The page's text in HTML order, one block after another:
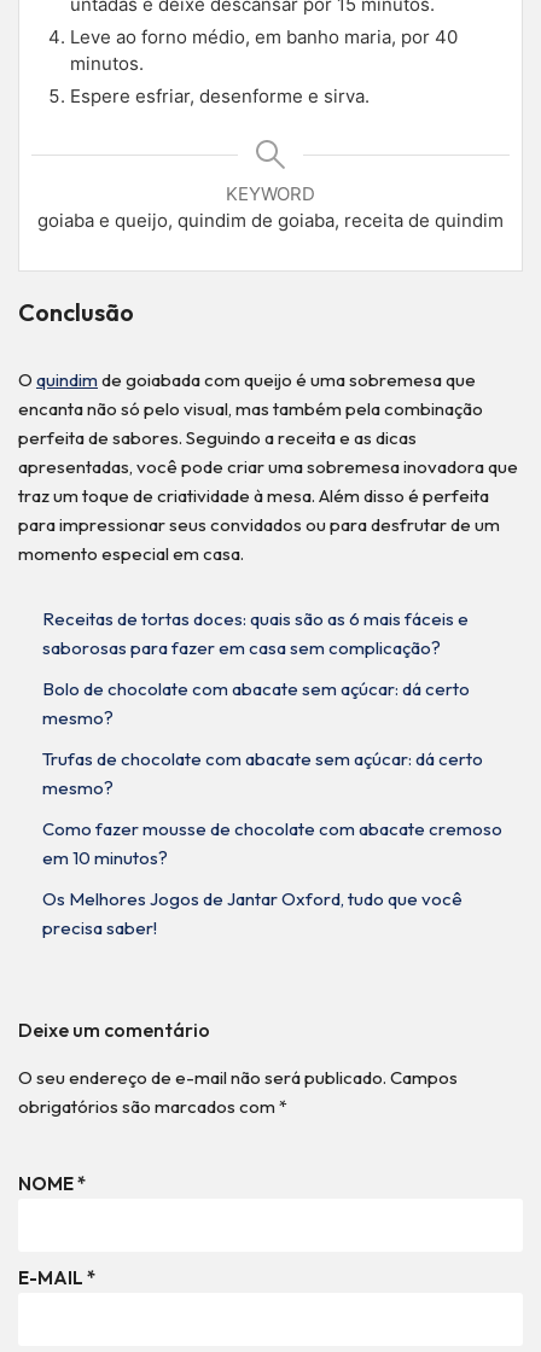
Leve ao forno médio, em banho maria, por 40
minutos.
Espere esfriar, desenforme e sirva.
KEYWORD
goiaba e queijo, quindim de goiaba, receita de quindim
Conclusão
O quindim de goiabada com queijo é uma sobremesa que
encanta não só pelo visual, mas também pela combinação
perfeita de sabores. Seguindo a receita e as dicas
apresentadas, você pode criar uma sobremesa inovadora que
traz um toque de criatividade à mesa. Além disso é perfeita
para impressionar seus convidados ou para desfrutar de um
momento especial em casa.
Receitas de tortas doces: quais são as 6 mais fáceis e
saborosas para fazer em casa sem complicação?
Bolo de chocolate com abacate sem açúcar: dá certo
mesmo?
Trufas de chocolate com abacate sem açúcar: dá certo
mesmo?
Como fazer mousse de chocolate com abacate cremoso
em 10 minutos?
Os Melhores Jogos de Jantar Oxford, tudo que você
precisa saber!
Deixe um comentário
O seu endereço de e-mail não será publicado. Campos
obrigatórios são marcados com *
NOME*
E-MAIL *